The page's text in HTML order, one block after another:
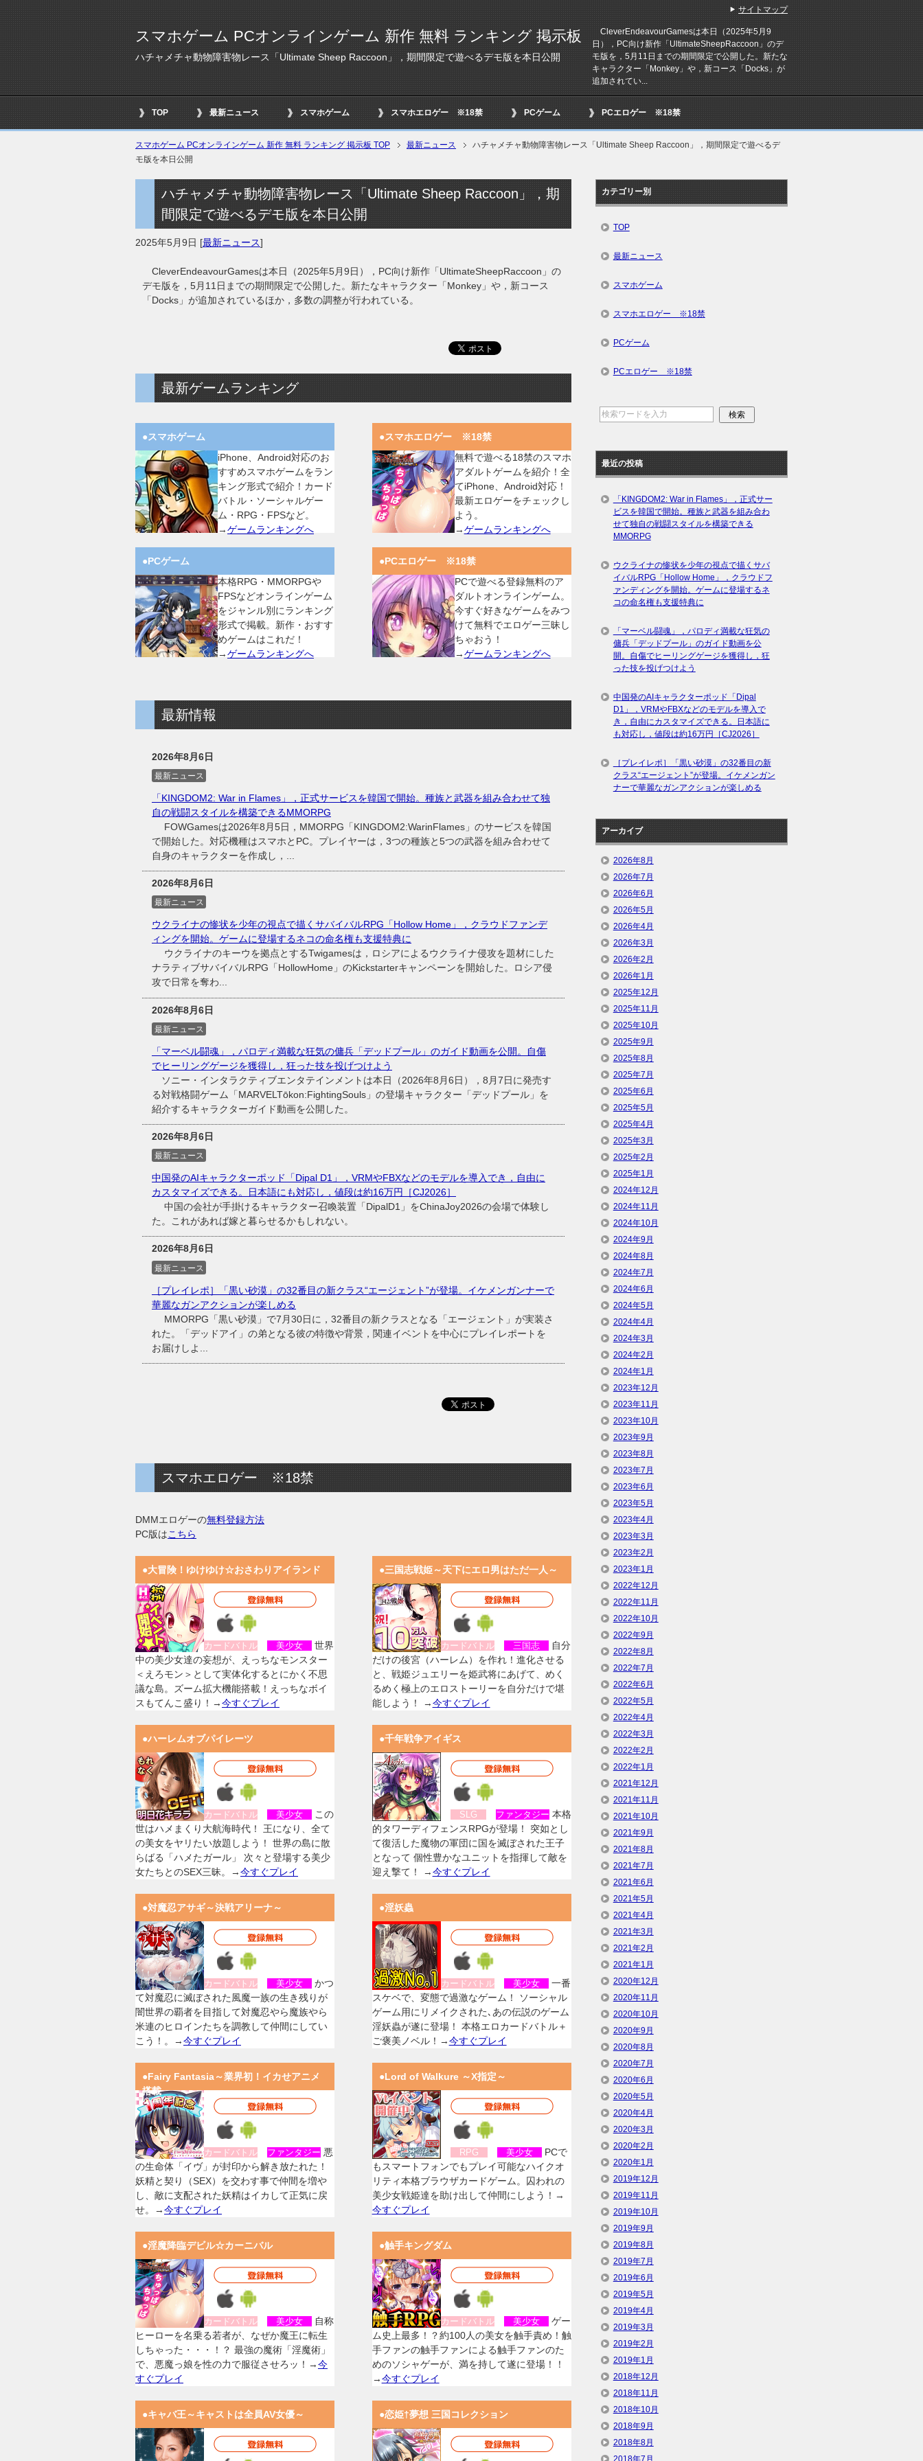
スマホゲーム PCオンラインゲーム 新作 無料 ランキング 掲示板
ハチャメチャ動物障害物レース「Ultimate Sheep Raccoon」，期間限定で遊べるデモ版を本日公開
CleverEndeavourGamesは本日（2025年5月9
日），PC向け新作「UltimateSheepRaccoon」のデ
モ版を，5月11日までの期間限定で公開した。新たな
キャラクター「Monkey」や，新コース「Docks」が
追加されてい...
TOP 最新ニュース スマホゲーム スマホエロゲー ※18禁 PCゲーム PCエロゲー ※18禁
スマホゲーム PCオンラインゲーム 新作 無料 ランキング 掲示板 TOP 最新ニュース
ハチャメチャ動物障害物レース「Ultimate Sheep Raccoon」，期間限定で遊べるデ
モ版を本日公開
ハチャメチャ動物障害物レース「Ultimate Sheep Raccoon」，期
間限定で遊べるデモ版を本日公開
2025年5月9日 [最新ニュース]
CleverEndeavourGamesは本日（2025年5月9日），PC向け新作「UltimateSheepRaccoon」の
デモ版を，5月11日までの期間限定で公開した。新たなキャラクター「Monkey」や，新コース
「Docks」が追加されているほか，多数の調整が行われている。
最新ゲームランキング
●スマホゲーム
iPhone、Android対応のお
すすめスマホゲームをラン
キング形式で紹介！カード
バトル・ソーシャルゲー
ム・RPG・FPSなど。
→ゲームランキングへ
●スマホエロゲー ※18禁
無料で遊べる18禁のスマホ
アダルトゲームを紹介！全
てiPhone、Android対応！
最新エロゲーをチェックし
よう。
→ゲームランキングへ
●PCゲーム
本格RPG・MMORPGや
FPSなどオンラインゲーム
をジャンル別にランキング
形式で掲載。新作・おすす
めゲームはこれだ！
→ゲームランキングへ
●PCエロゲー ※18禁
PCで遊べる登録無料のア
ダルトオンラインゲーム。
今すぐ好きなゲームをみつ
けて無料でエロゲー三昧し
ちゃおう！
→ゲームランキングへ
最新情報
2026年8月6日
最新ニュース
「KINGDOM2: War in Flames」，正式サービスを韓国で開始。種族と武器を組み合わせて独
自の戦闘スタイルを構築できるMMORPG
FOWGamesは2026年8月5日，MMORPG「KINGDOM2:WarinFlames」のサービスを韓国
で開始した。対応機種はスマホとPC。プレイヤーは，3つの種族と5つの武器を組み合わせて
自身のキャラクターを作成し，...
2026年8月6日
最新ニュース
ウクライナの惨状を少年の視点で描くサバイバルRPG「Hollow Home」，クラウドファンデ
ィングを開始。ゲームに登場するネコの命名権も支援特典に
ウクライナのキーウを拠点とするTwigamesは，ロシアによるウクライナ侵攻を題材にした
ナラティブサバイバルRPG「HollowHome」のKickstarterキャンペーンを開始した。ロシア侵
攻で日常を奪わ...
2026年8月6日
最新ニュース
「マーベル闘魂」，パロディ満載な狂気の傭兵「デッドプール」のガイド動画を公開。自傷
でヒーリングゲージを獲得し，狂った技を投げつけよう
ソニー・インタラクティブエンタテインメントは本日（2026年8月6日），8月7日に発売す
る対戦格闘ゲーム「MARVELTōkon:FightingSouls」の登場キャラクター「デッドプール」を
紹介するキャラクターガイド動画を公開した。
2026年8月6日
最新ニュース
中国発のAIキャラクターポッド「Dipal D1」，VRMやFBXなどのモデルを導入でき，自由に
カスタマイズできる。日本語にも対応し，値段は約16万円［CJ2026］
中国の会社が手掛けるキャラクター召喚装置「DipalD1」をChinaJoy2026の会場で体験し
た。これがあれば嫁と暮らせるかもしれない。
2026年8月6日
最新ニュース
［プレイレポ］「黒い砂漠」の32番目の新クラス“エージェント”が登場。イケメンガンナーで
華麗なガンアクションが楽しめる
MMORPG「黒い砂漠」で7月30日に，32番目の新クラスとなる「エージェント」が実装さ
れた。「デッドアイ」の弟となる彼の特徴や背景，関連イベントを中心にプレイレポートを
お届けしよ...
スマホエロゲー ※18禁
DMMエロゲーの無料登録方法
PC版はこちら
●大冒険！ゆけゆけ☆おさわりアイランド
カードバトル 美少女
世界
中の美少女達の妄想が、えっちなモンスター
＜えろモン＞として実体化するとにかく不思
議な島。ズーム拡大機能搭載！えっちなボイ
スもてんこ盛り！→今すぐプレイ
●三国志戦姫～天下にエロ男はただ一人～
カードバトル 三国志
自分
だけの後宮（ハーレム）を作れ！進化させる
と、戦姫ジュエリーを姫武将にあげて、めく
るめく極上のエロストーリーを自分だけで堪
能しよう！ →今すぐプレイ
●ハーレムオブパイレーツ
カードバトル 美少女
この
世はハメまくり大航海時代！ 王になり、全て
の美女をヤリたい放題しよう！ 世界の島に散
らばる「ハメたガール」 次々と登場する美少
女たちとのSEX三昧。→今すぐプレイ
●千年戦争アイギス
SLG ファンタジー 本格
的タワーディフェンスRPGが登場！ 突如とし
て復活した魔物の軍団に国を滅ぼされた王子
となって 個性豊かなユニットを指揮して敵を
迎え撃て！ →今すぐプレイ
●対魔忍アサギ～決戦アリーナ～
カードバトル 美少女
かつ
て対魔忍に滅ぼされた風魔一族の生き残りが
闇世界の覇者を目指して対魔忍やら魔族やら
米連のヒロインたちを調教して仲間にしてい
こう！。→今すぐプレイ
●淫妖蟲
カードバトル 美少女
一番
スケベで、変態で過激なゲーム！ ソーシャル
ゲーム用にリメイクされた､あの伝説のゲーム
淫妖蟲が遂に登場！ 本格エロカードバトル＋
ご褒美ノベル！→今すぐプレイ
●Fairy Fantasia～業界初！イカせアニメ
搭載
カードバトル ファンタジー 悪
の生命体「イヴ」が封印から解き放たれた！
妖精と契り（SEX）を交わす事で仲間を増や
し、敵に支配された妖精はイカして正気に戻
せ。→今すぐプレイ
●Lord of Walkure ～X指定～
RPG 美少女
PCで
もスマートフォンでもプレイ可能なハイクオ
リティ本格ブラウザカードゲーム。囚われの
美少女戦姫達を助け出して仲間にしよう！→
今すぐプレイ
●淫魔降臨デビル☆カーニバル
カードバトル 美少女
自称
ヒーローを名乗る若者が、なぜか魔王に転生
しちゃった・・・！？ 最強の魔術「淫魔術」
で、悪魔っ娘を性の力で服従させろッ！→今
すぐプレイ
●触手キングダム
カードバトル 美少女
ゲー
ム史上最多！？約100人の美女を触手責め！触
手ファンの触手ファンによる触手ファンのた
めのソシャゲーが、満を持して遂に登場！！
→今すぐプレイ
●キャバ王～キャストは全員AV女優～ ●恋姫†夢想 三国コレクション
カテゴリー別
TOP
最新ニュース
スマホゲーム
スマホエロゲー ※18禁
PCゲーム
PCエロゲー ※18禁
最近の投稿
「KINGDOM2: War in Flames」，正式サー
ビスを韓国で開始。種族と武器を組み合わ
せて独自の戦闘スタイルを構築できる
MMORPG
ウクライナの惨状を少年の視点で描くサバ
イバルRPG「Hollow Home」，クラウドフ
ァンディングを開始。ゲームに登場するネ
コの命名権も支援特典に
「マーベル闘魂」，パロディ満載な狂気の
傭兵「デッドプール」のガイド動画を公
開。自傷でヒーリングゲージを獲得し，狂
った技を投げつけよう
中国発のAIキャラクターポッド「Dipal
D1」，VRMやFBXなどのモデルを導入で
き，自由にカスタマイズできる。日本語に
も対応し，値段は約16万円［CJ2026］
［プレイレポ］「黒い砂漠」の32番目の新
クラス“エージェント”が登場。イケメンガン
ナーで華麗なガンアクションが楽しめる
アーカイブ
2026年8月
2026年7月
2026年6月
2026年5月
2026年4月
2026年3月
2026年2月
2026年1月
2025年12月
2025年11月
2025年10月
2025年9月
2025年8月
2025年7月
2025年6月
2025年5月
2025年4月
2025年3月
2025年2月
2025年1月
2024年12月
2024年11月
2024年10月
2024年9月
2024年8月
2024年7月
2024年6月
2024年5月
2024年4月
2024年3月
2024年2月
2024年1月
2023年12月
2023年11月
2023年10月
2023年9月
2023年8月
2023年7月
2023年6月
2023年5月
2023年4月
2023年3月
2023年2月
2023年1月
2022年12月
2022年11月
2022年10月
2022年9月
2022年8月
2022年7月
2022年6月
2022年5月
2022年4月
2022年3月
2022年2月
2022年1月
2021年12月
2021年11月
2021年10月
2021年9月
2021年8月
2021年7月
2021年6月
2021年5月
2021年4月
2021年3月
2021年2月
2021年1月
2020年12月
2020年11月
2020年10月
2020年9月
2020年8月
2020年7月
2020年6月
2020年5月
2020年4月
2020年3月
2020年2月
2020年1月
2019年12月
2019年11月
2019年10月
2019年9月
2019年8月
2019年7月
2019年6月
2019年5月
2019年4月
2019年3月
2019年2月
2019年1月
2018年12月
2018年11月
2018年10月
2018年9月
2018年8月
2018年7月
サイトマップ